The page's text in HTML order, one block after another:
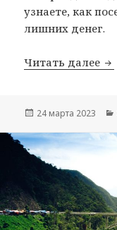
узнаете, как
лишних денег.
Читать далее
Опубликовано
24 марта 2023